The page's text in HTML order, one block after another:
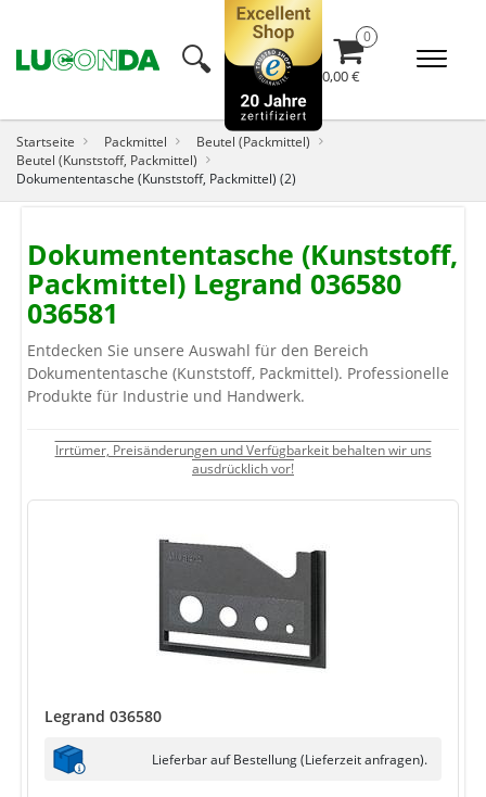
🔍︎ 0,00 €
Startseite Packmittel
Beutel (Packmittel)
Beutel (Kunststoff, Packmittel)
Dokumententasche (Kunststoff, Packmittel) (2)
Dokumententasche (Kunststoff,
Packmittel) Legrand 036580
036581
Entdecken Sie unsere Auswahl für den Bereich
Dokumententasche (Kunststoff, Packmittel). Professionelle
Produkte für Industrie und Handwerk.
Irrtümer, Preisänderungen und Verfügbarkeit behalten wir uns
ausdrücklich vor!
Legrand 036580
Lieferbar auf Bestellung (Lieferzeit anfragen).